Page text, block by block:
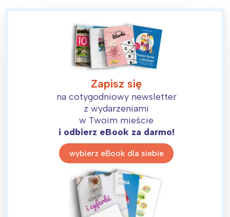
Zapisz się
na cotygodniowy newsletter
z wydarzeniami
w Twoim mieście
i odbierz eBook za darmo!
wybierz eBook dla siebie